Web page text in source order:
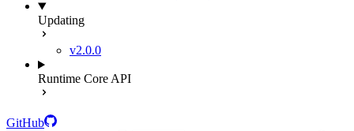
Updating
v2.0.0
Runtime Core API
GitHub